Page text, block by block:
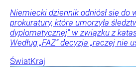
Niemiecki dziennik odniósł się do
prokuratury, która umorzyła
dyplomatycznej” w związku z
Według „FAZ” decyzja „raczej nie
ŚwiatKraj